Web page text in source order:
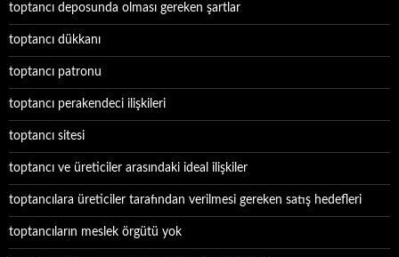
toptancı deposunda olması gereken şartlar
toptancı dükkanı
toptancı patronu
toptancı perakendeci ilişkileri
toptancı sitesi
toptancı ve üreticiler arasındaki ideal ilişkiler
toptancılara üreticiler tarafından verilmesi gereken satış hedefleri
toptancıların meslek örgütü yok